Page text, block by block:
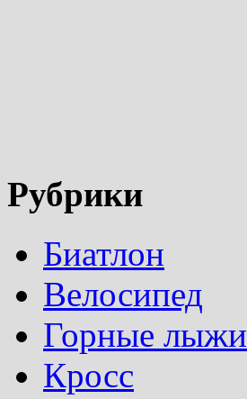
Рубрики
Биатлон
Велосипед
Горные лыжи
Кросс